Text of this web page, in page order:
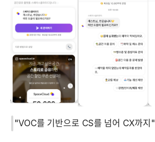
"VOC를 기반으로 CS를 넘어 CX까지"